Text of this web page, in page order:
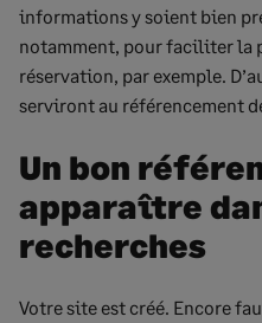
informations y soient bien
notamment, pour faciliter la
réservation, par exemple.
serviront au référencement
Un bon
apparaître
recherches
Votre site est créé. Encore